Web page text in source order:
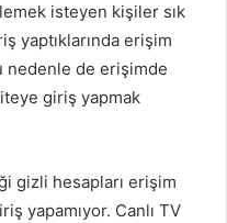
isteyen kişiler sık
yaptıklarında erişim
nedenle de erişimde
giriş yapmak
gizli hesapları erişim
yapamıyor. Canlı TV